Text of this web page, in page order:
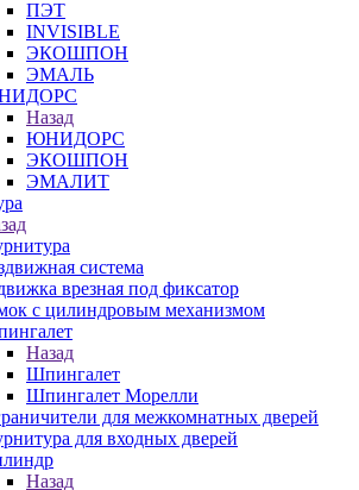
ПЭТ
INVISIBLE
ЭКОШПОН
ЭМАЛЬ
Назад
ЮНИДОРС
ЭКОШПОН
ЭМАЛИТ
система
врезная под фиксатор
с цилиндровым механизмом
Назад
Шпингалет
Шпингалет Морелли
для межкомнатных дверей
для входных дверей
Назад